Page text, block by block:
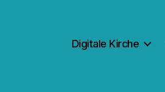
Digitale Kirche